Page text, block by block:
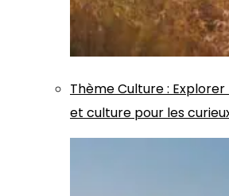
ThèmeCulture: Explorer
et culture pour les